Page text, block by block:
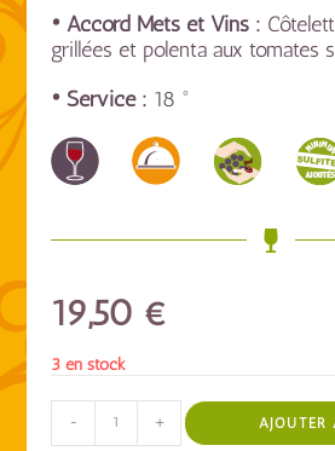
• Accord Mets et Vins :
grillées et polenta aux tomates
• Service : 18 °
19,50 €
3 en stock
- + AJOUTER